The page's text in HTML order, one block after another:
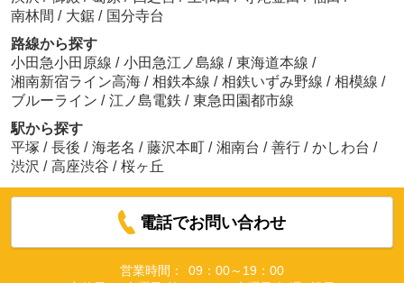
南林間 / 大鋸 / 国分寺台
路線から探す
小田急小田原線 / 小田急江ノ島線 / 東海道本線 /
湘南新宿ライン高海 / 相鉄本線 / 相鉄いずみ野線 / 相模線 /
ブルーライン / 江ノ島電鉄 / 東急田園都市線
駅から探す
平塚 / 長後 / 海老名 / 藤沢本町 / 湘南台 / 善行 / かしわ台 /
渋沢 / 高座渋谷 / 桜ヶ丘
電話でお問い合わせ
営業時間：
09：00～19：00